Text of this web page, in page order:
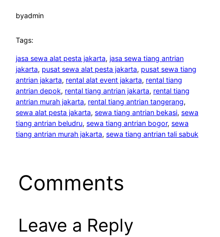
byadmin
Tags:
jasa sewa alat pesta jakarta, jasa sewa tiang antrian
jakarta, pusat sewa alat pesta jakarta, pusat sewa tiang
antrian jakarta, rental alat event jakarta, rental tiang
antrian depok, rental tiang antrian jakarta, rental tiang
antrian murah jakarta, rental tiang antrian tangerang
sewa alat pesta jakarta, sewa tiang antrian bekasi, sewa
tiang antrian beludru, sewa tiang antrian bogor, sewa
tiang antrian murah jakarta, sewa tiang antrian tali sabuk
Comments
Leave a Reply